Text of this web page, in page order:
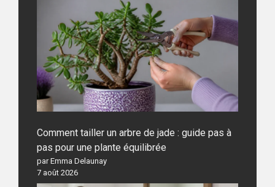
Comment tailler un arbre de jade : guide pas à
pas pour une plante équilibrée
par Emma Delaunay
7 août 2026